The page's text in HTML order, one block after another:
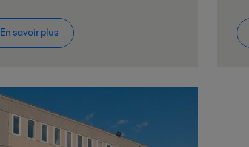
En savoir plus